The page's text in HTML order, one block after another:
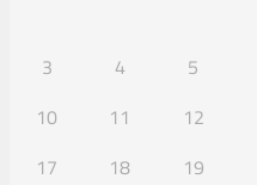
3
4 5
10
11 12
17
18 19